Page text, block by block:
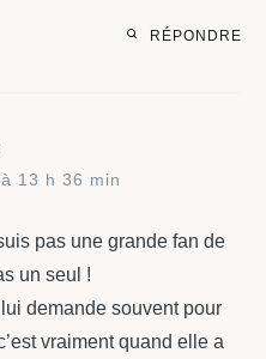
RÉPONDRE
13 h 36 min
pas une grande fan de
un seul !
demande souvent pour
vraiment quand elle a